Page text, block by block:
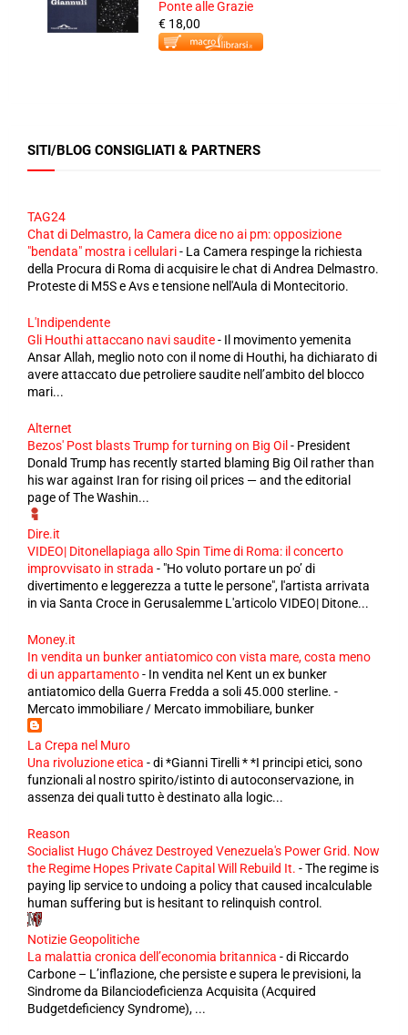
Ponte alle Grazie
€ 18,00
SITI/BLOG CONSIGLIATI & PARTNERS
TAG24
Chat di Delmastro, la Camera dice no ai pm: opposizione
"bendata" mostra i cellulari- La Camera respinge la richiesta
della Procura di Roma di acquisire le chat di Andrea Delmastro.
Proteste di M5S e Avs e tensione nell'Aula di Montecitorio.
L'Indipendente
Gli Houthi attaccano navi saudite- Il movimento yemenita
Ansar Allah, meglio noto con il nome di Houthi, ha dichiarato di
avere attaccato due petroliere saudite nell’ambito del blocco
mari...
Alternet
Bezos' Post blasts Trump for turning on Big Oil - President
Donald Trump has recently started blaming Big Oil rather than
his war against Iran for rising oil prices — and the editorial
page of The Washin...
Dire.it
VIDEO| Ditonellapiaga allo Spin Time di Roma: il concerto
improvvisato in strada - "Ho voluto portare un po’ di
divertimento e leggerezza a tutte le persone", l'artista arrivata
in via Santa Croce in Gerusalemme L'articolo VIDEO| Ditone...
Money.it
In vendita un bunker antiatomico con vista mare, costa meno
di un appartamento- In vendita nel Kent un ex bunker
antiatomico della Guerra Fredda a soli 45.000 sterline. -
Mercato immobiliare / Mercato immobiliare, bunker
La Crepa nel Muro
Una rivoluzione etica -di *Gianni Tirelli * *I principi etici, sono
funzionali al nostro spirito/istinto di autoconservazione, in
assenza dei quali tutto è destinato alla logic...
Reason
Socialist Hugo Chávez Destroyed Venezuela's Power Grid. Now
the Regime Hopes Private Capital Will Rebuild It. -The regime is
paying lip service to undoing a policy that caused incalculable
human suffering but is hesitant to relinquish control.
Notizie Geopolitiche
La malattia cronica dell’economia britannica -di Riccardo
Carbone – L’inflazione, che persiste e supera le previsioni, la
Sindrome da Bilanciodeficienza Acquisita (Acquired
Budgetdeficiency Syndrome), ...